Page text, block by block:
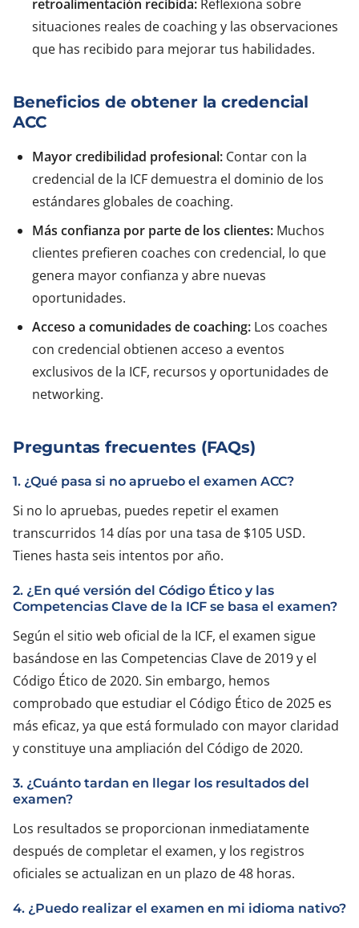
retroalimentación recibida: Reflexiona sobre
situaciones reales de coaching y las observaciones
que has recibido para mejorar tus habilidades.
Beneficios de obtener la credencial
ACC
Mayor credibilidad profesional: Contar con la
credencial de la ICF demuestra el dominio de los
estándares globales de coaching.
Más confianza por parte de los clientes: Muchos
clientes prefieren coaches con credencial, lo que
genera mayor confianza y abre nuevas
oportunidades.
Acceso a comunidades de coaching: Los coaches
con credencial obtienen acceso a eventos
exclusivos de la ICF, recursos y oportunidades de
networking.
Preguntas frecuentes (FAQs)
1. ¿Qué pasa si no apruebo el examen ACC?
Si no lo apruebas, puedes repetir el examen
transcurridos 14 días por una tasa de $105 USD.
Tienes hasta seis intentos por año.
2. ¿En qué versión del Código Ético y las
Competencias Clave de la ICF se basa el examen?
Según el sitio web oficial de la ICF, el examen sigue
basándose en las Competencias Clave de 2019 y el
Código Ético de 2020. Sin embargo, hemos
comprobado que estudiar el Código Ético de 2025 es
más eficaz, ya que está formulado con mayor claridad
y constituye una ampliación del Código de 2020.
3. ¿Cuánto tardan en llegar los resultados del
examen?
Los resultados se proporcionan inmediatamente
después de completar el examen, y los registros
oficiales se actualizan en un plazo de 48 horas.
4. ¿Puedo realizar el examen en mi idioma nativo?